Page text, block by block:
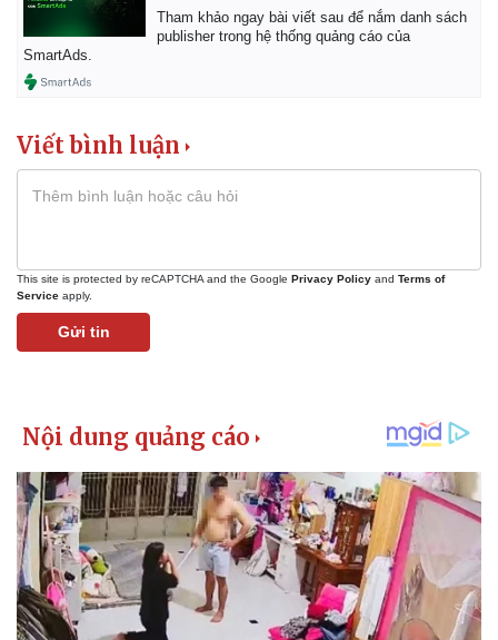
Tin nóng
Tư vấn luật
Vũ khí
Việt Nam
Tham khảo ngay bài viết sau để nắm danh sách
publisher trong hệ thống quảng cáo của
SmartAds.
Viết bình luận
This site is protected by reCAPTCHA and the Google Privacy Policy and Terms of
Service apply.
Gửi tin